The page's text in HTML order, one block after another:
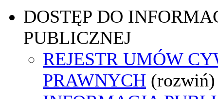
DOSTĘP DO
PUBLICZNEJ
REJESTR UMÓW
PRAWNYCH (rozwiń)